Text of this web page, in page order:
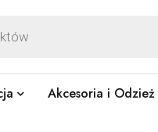
Akcesoria i Odzież